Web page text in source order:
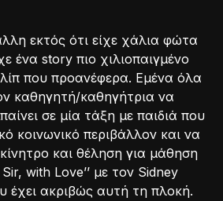
εκτός ότι είχε χάλια φώτα
ένα story πιο χιλιοπαιγμένο
που προανέφερα. Εμένα όλα
καθηγητή/καθηγήτρια να
σε μία τάξη με παιδιά που
κοινωνικό περιβάλλον και να
και θέληση για μάθηση
Sir, with Love’’ με τον Sidney
έχει ακριβώς αυτή τη πλοκή.